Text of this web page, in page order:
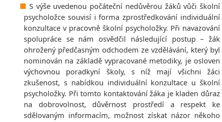
S výše uvedenou počáteční nedůvěrou žáků vůči školní
psycholožce souvisí i forma zprostředkování individuální
konzultace v pracovně školní psycholožky. Při navazování
spolupráce se nám osvědčil následující postup – žák
ohrožený předčasným odchodem ze vzdělávání, který byl
nominován na základě vypracované metodiky, je osloven
výchovnou poradkyní školy, s níž mají všichni žáci
zkušenost, s nabídkou individuální konzultace u školní
psycholožky. Při tomto kontaktování žáka je kladen důraz
na dobrovolnost, důvěrnost prostředí a respekt ke
sdělovaným informacím, možnost získat názor někoho